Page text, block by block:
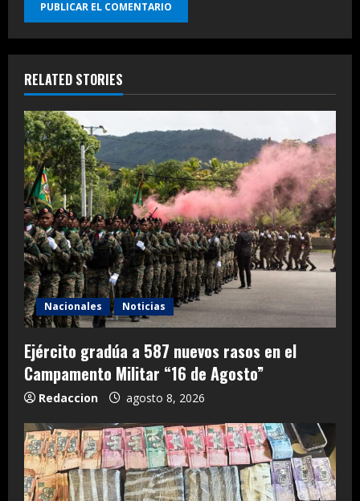
RELATED STORIES
Nacionales Noticias
Ejército gradúa a 587 nuevos rasos en el
Campamento Militar “16 de Agosto”
Redaccion agosto 8, 2026